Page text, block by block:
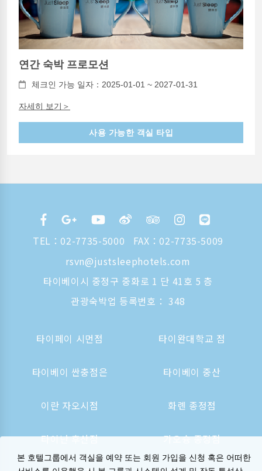
연간 숙박 프로모션
체크인 가능 일자：2025-01-01 ~ 2027-01-31
자세히 보기＞
사용 가능한 객실 타입
TEL： 02-7735-5000
FAX：02-7735-5009
rsvn@justsleephotels.com
타이베이시 중정구 중화로 1 단 41호 5 층
관광숙박업 등록번호： 348
타이페이 시먼점 타이완대학교 점
타이베이 싼충점은 타이베이 중산
이란 자오시점 화롄 종정점
타이난 후산점 가오슝 종정점
본 호텔그룹에서 객실을 예약 또는 회원 가입을 신청 혹은 어떠한